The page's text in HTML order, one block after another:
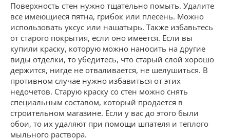
Поверхность стен нужно тщательно помыть. Удалите
все имеющиеся пятна, грибок или плесень. Можно
использовать уксус или нашатырь. Также избавьтесь
от старого покрытия, если оно имеется. Если вы
купили краску, которую можно наносить на другие
виды отделки, то убедитесь, что старый слой хорошо
держится, нигде не отваливается, не шелушиться. В
противном случае нужно избавиться от этих
недочетов. Старую краску со стен можно снять
специальным составом, который продается в
строительном магазине. Если у вас до этого были
обои, то их удаляют при помощи шпателя и теплого
мыльного раствора.